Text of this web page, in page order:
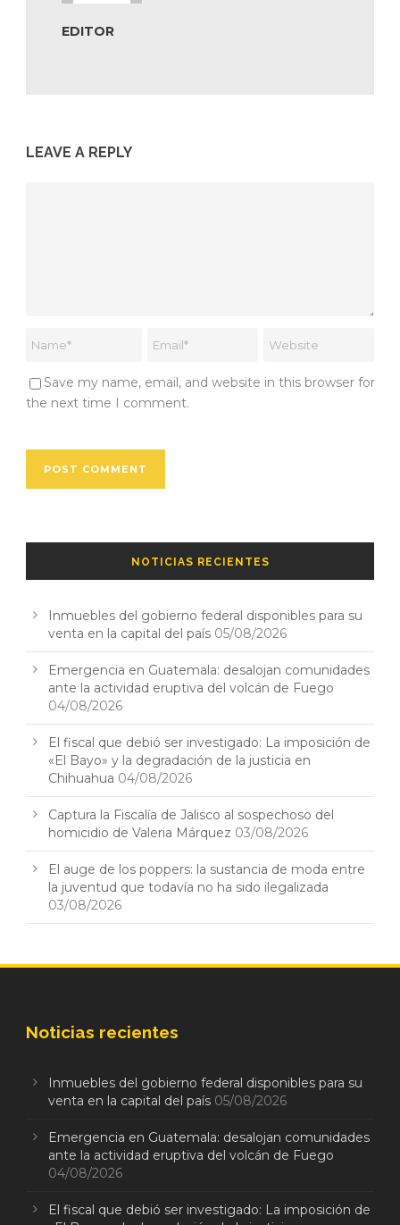
EDITOR
LEAVE A REPLY
Save my name, email, and website in this browser for
the next time I comment.
NOTICIAS RECIENTES
Inmuebles del gobierno federal disponibles para su
venta en la capital del país 05/08/2026
Emergencia en Guatemala: desalojan comunidades
ante la actividad eruptiva del volcán de Fuego
04/08/2026
El fiscal que debió ser investigado: La imposición de
«El Bayo» y la degradación de la justicia en
Chihuahua 04/08/2026
Captura la Fiscalía de Jalisco al sospechoso del
homicidio de Valeria Márquez 03/08/2026
El auge de los poppers: la sustancia de moda entre
la juventud que todavía no ha sido ilegalizada
03/08/2026
Noticias recientes
Inmuebles del gobierno federal disponibles para su
venta en la capital del país 05/08/2026
Emergencia en Guatemala: desalojan comunidades
ante la actividad eruptiva del volcán de Fuego
04/08/2026
El fiscal que debió ser investigado: La imposición de